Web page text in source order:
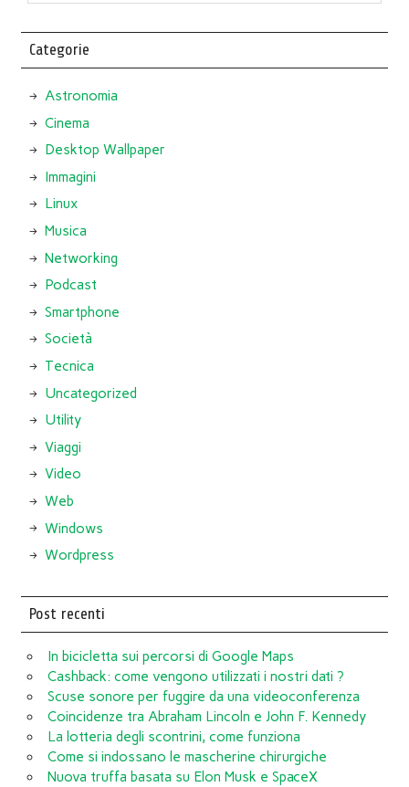
Categorie
Astronomia
Cinema
Desktop Wallpaper
Immagini
Linux
Musica
Networking
Podcast
Smartphone
Società
Tecnica
Uncategorized
Utility
Viaggi
Video
Web
Windows
Wordpress
Post recenti
In bicicletta sui percorsi di Google Maps
Cashback: come vengono utilizzati i nostri dati ?
Scuse sonore per fuggire da una videoconferenza
Coincidenze tra Abraham Lincoln e John F. Kennedy
La lotteria degli scontrini, come funziona
Come si indossano le mascherine chirurgiche
Nuova truffa basata su Elon Musk e SpaceX